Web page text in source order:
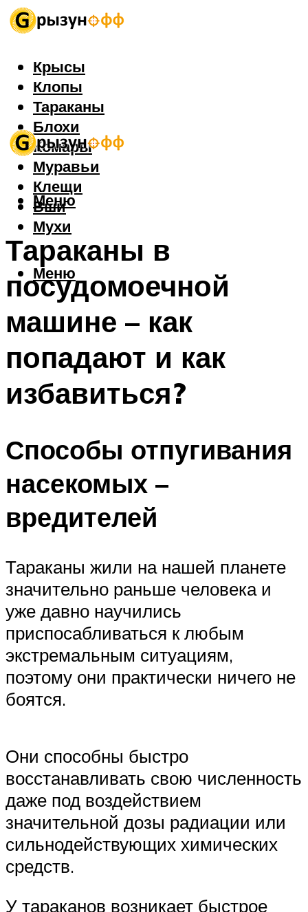
Крысы
Клопы
Тараканы
Блохи
Комары
Муравьи
Клещи
Вши
Мухи
Меню
Меню
Тараканы в
посудомоечной
машине – как
попадают и как
избавиться?
Способы отпугивания
насекомых –
вредителей
Тараканы жили на нашей планете
значительно раньше человека и
уже давно научились
приспосабливаться к любым
экстремальным ситуациям,
поэтому они практически ничего не
боятся.
Они способны быстро
восстанавливать свою численность
даже под воздействием
значительной дозы радиации или
сильнодействующих химических
средств.
У тараканов возникает быстрое